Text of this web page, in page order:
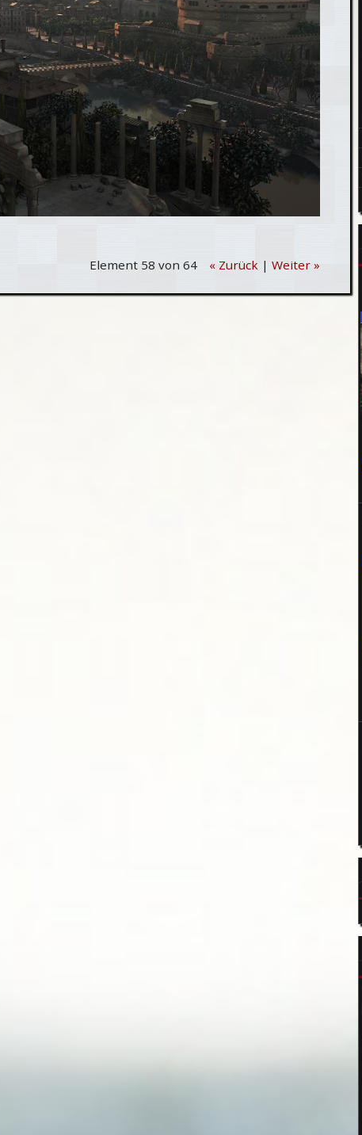
Element 58 von 64 « Zurück |Weiter »